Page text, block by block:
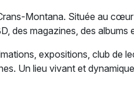
Montana. Située au
des magazines, des
expositions, club de
Un lieu vivant et